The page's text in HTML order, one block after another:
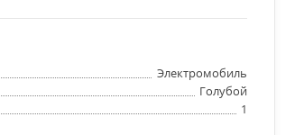
Электромобиль
Голубой
1